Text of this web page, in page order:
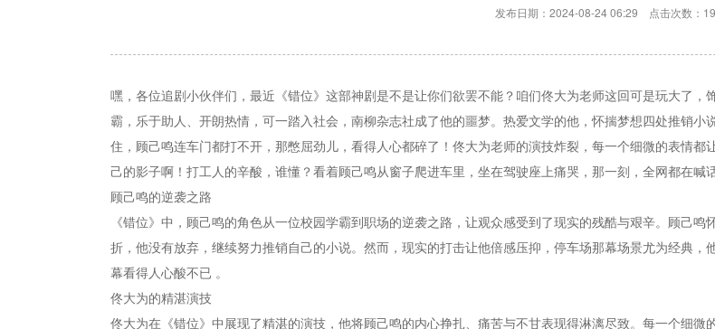
发布日期：2024-08-24 06:29 点击次数：
嘿，各位追剧小伙伴们，最近《错位》这部神剧是不是让你们欲罢不能？咱们佟大为老师这回可是玩大了
霸，乐于助人、开朗热情，可一踏入社会，南柳杂志社成了他的噩梦。热爱文学的他，怀揣梦想四处推销
住，顾己鸣连车门都打不开，那憋屈劲儿，看得人心都碎了！佟大为老师的演技炸裂，每一个细微的表情
己的影子啊！打工人的辛酸，谁懂？看着顾己鸣从窗子爬进车里，坐在驾驶座上痛哭，那一刻，全网都在喊话
顾己鸣的逆袭之路
《错位》中，顾己鸣的角色从一位校园学霸到职场的逆袭之路，让观众感受到了现实的残酷与艰辛。顾己
折，他没有放弃，继续努力推销自己的小说。然而，现实的打击让他倍感压抑，停车场那幕场景尤为经典
幕看得人心酸不已 。
佟大为的精湛演技
佟大为在《错位》中展现了精湛的演技，他将顾己鸣的内心挣扎、痛苦与不甘表现得淋漓尽致。每一个细